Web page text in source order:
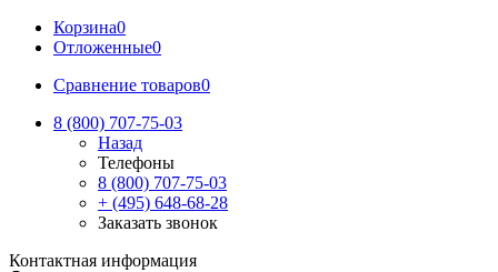
Корзина0
Отложенные0
Сравнение товаров0
8 (800) 707-75-03
Назад
Телефоны
8 (800) 707-75-03
+ (495) 648-68-28
Заказать звонок
Контактная информация